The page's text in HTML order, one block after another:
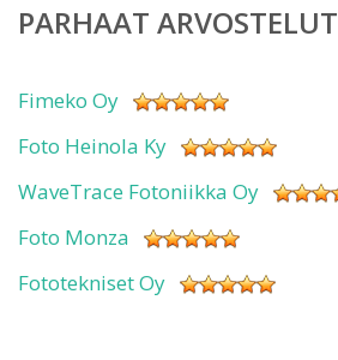
PARHAAT ARVOSTELUT
Fimeko Oy
Foto Heinola Ky
WaveTrace Fotoniikka Oy
Foto Monza
Fototekniset Oy